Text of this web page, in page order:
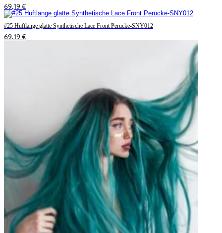
69,19 €
#25 Hüftlänge glatte Synthetische Lace Front Perücke-SNY012
69,19 €